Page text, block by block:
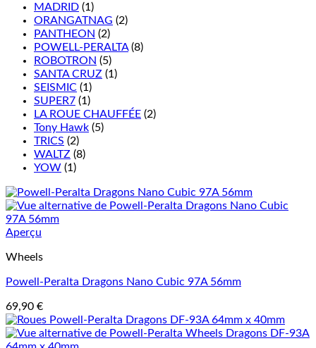
MADRID (1)
ORANGATNAG (2)
PANTHEON (2)
POWELL-PERALTA (8)
ROBOTRON (5)
SANTA CRUZ (1)
SEISMIC (1)
SUPER7 (1)
LA ROUE CHAUFFÉE (2)
Tony Hawk (5)
TRICS (2)
WALTZ (8)
YOW (1)
Aperçu
Wheels
Powell-Peralta Dragons Nano Cubic 97A 56mm
69,90 €